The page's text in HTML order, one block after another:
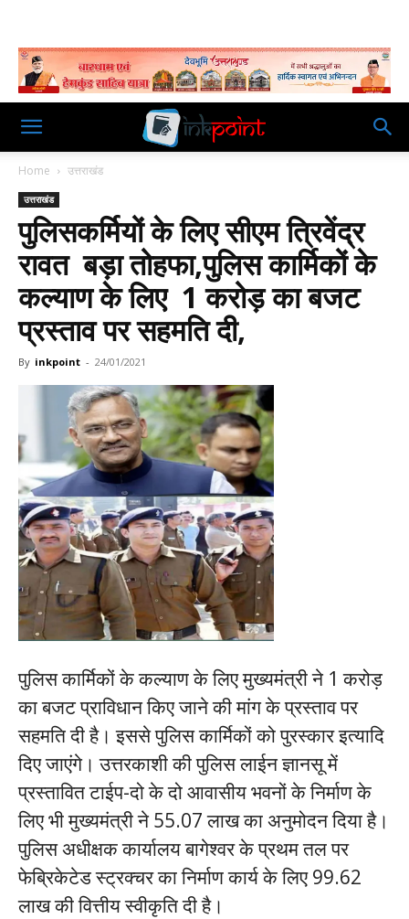
Home उत्तराखंड
उत्तराखंड
पुलिसकर्मियों के लिए सीएम त्रिवेंद्र
रावत बड़ा तोहफा,पुलिस कार्मिकों के
कल्याण के लिए 1 करोड़ का बजट
प्रस्ताव पर सहमति दी,
By inkpoint - 24/01/2021
पुलिस कार्मिकों के कल्याण के लिए मुख्यमंत्री ने 1 करोड़
का बजट प्राविधान किए जाने की मांग के प्रस्ताव पर
सहमति दी है। इससे पुलिस कार्मिकों को पुरस्कार इत्यादि
दिए जाएंगे। उत्तरकाशी की पुलिस लाईन ज्ञानसू में
प्रस्तावित टाईप-दो के दो आवासीय भवनों के निर्माण के
लिए भी मुख्यमंत्री ने 55.07 लाख का अनुमोदन दिया है।
पुलिस अधीक्षक कार्यालय बागेश्वर के प्रथम तल पर
फेब्रिकेटेड स्ट्रक्चर का निर्माण कार्य के लिए 99.62
लाख की वित्तीय स्वीकृति दी है।